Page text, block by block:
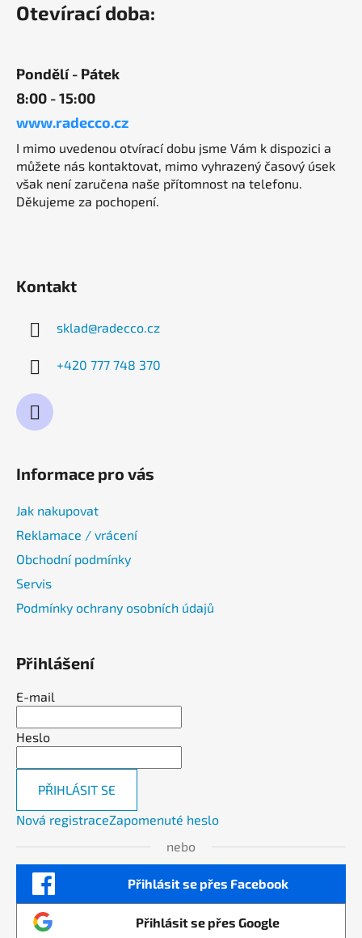
Otevírací doba:
Pondělí - Pátek
8:00 - 15:00
www.radecco.cz
I mimo uvedenou otvírací dobu jsme Vám k dispozici a
můžete nás kontaktovat, mimo vyhrazený časový úsek
však není zaručena naše přítomnost na telefonu.
Děkujeme za pochopení.
Kontakt
sklad@radecco.cz
+420 777 748 370
Informace pro vás
Jak nakupovat
Reklamace / vrácení
Obchodní podmínky
Servis
Podmínky ochrany osobních údajů
Přihlášení
E-mail
Heslo
PŘIHLÁSIT SE
Nová registraceZapomenuté heslo
nebo
Přihlásit se přes Facebook
Přihlásit se přes Google